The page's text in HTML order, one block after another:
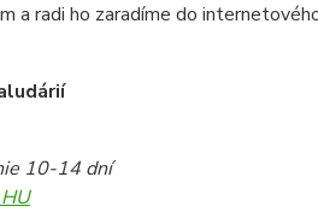
a radi ho zaradíme do
10-14 dní